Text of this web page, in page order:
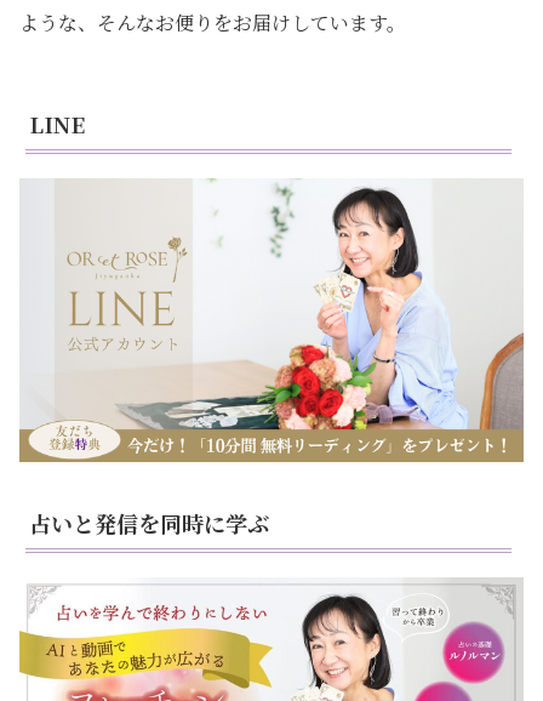
ような、そんなお便りをお届けしています。
LINE
占いと発信を同時に学ぶ